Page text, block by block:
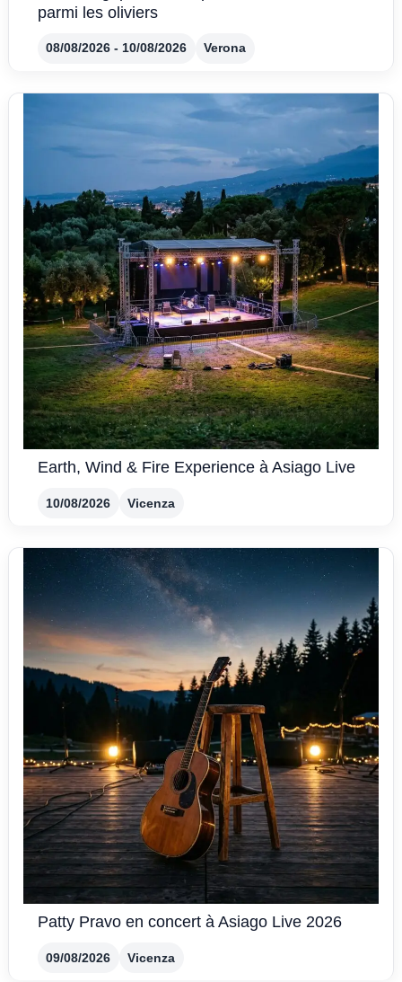
parmi les oliviers
08/08/2026 - 10/08/2026 Verona
Earth, Wind & Fire Experience à Asiago Live
10/08/2026 Vicenza
Patty Pravo en concert à Asiago Live 2026
09/08/2026 Vicenza